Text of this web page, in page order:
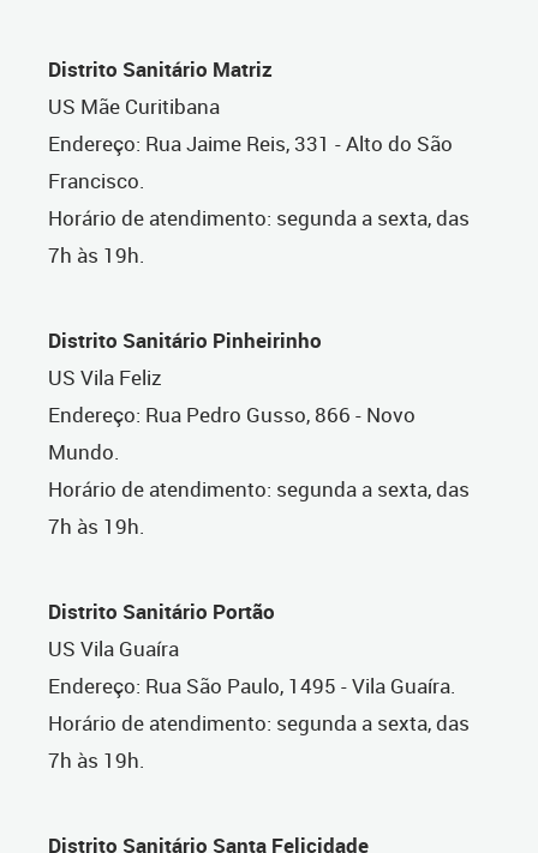
Distrito Sanitário Matriz
US Mãe Curitibana
Endereço: Rua Jaime Reis, 331 - Alto do São
Francisco.
Horário de atendimento: segunda a sexta, das
7h às 19h.
Distrito Sanitário Pinheirinho
US Vila Feliz
Endereço: Rua Pedro Gusso, 866 - Novo
Mundo.
Horário de atendimento: segunda a sexta, das
7h às 19h.
Distrito Sanitário Portão
US Vila Guaíra
Endereço: Rua São Paulo, 1495 - Vila Guaíra.
Horário de atendimento: segunda a sexta, das
7h às 19h.
Distrito Sanitário Santa Felicidade